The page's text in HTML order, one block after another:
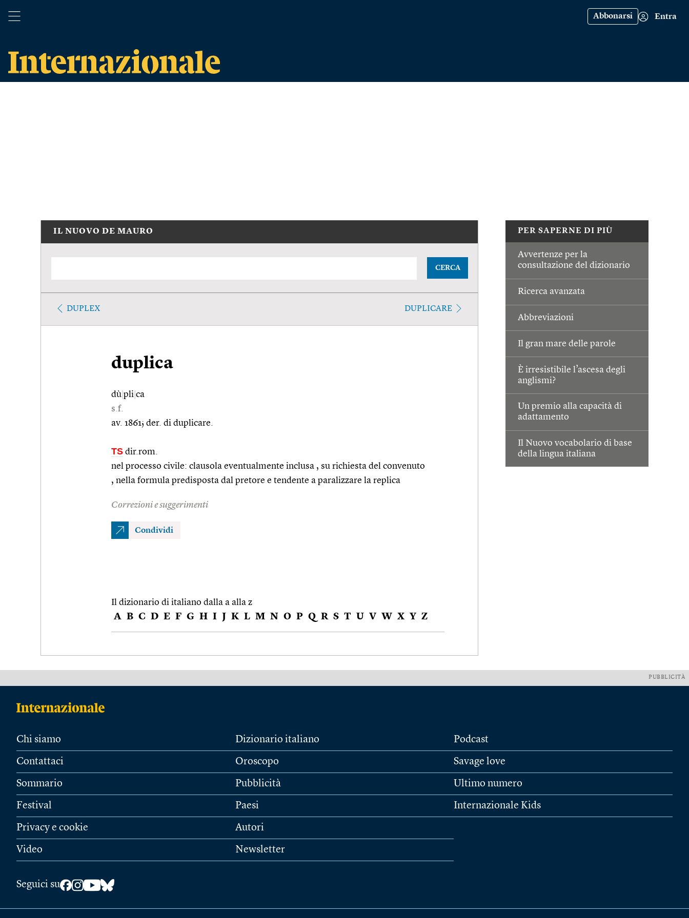
Abbonarsi Entra
PER SAPERNE DI PIÙ
Avvertenze per la
consultazione del dizionario
Ricerca avanzata
Abbreviazioni
Il gran mare delle parole
È irresistibile l’ascesa degli
anglismi?
Un premio alla capacità di
adattamento
Il Nuovo vocabolario di base
della lingua italiana
IL NUOVO DE MAURO
CERCA
DUPLEX DUPLICARE
duplica
dù pli ca
s.f.
av. 1861; der. di duplicare.
TS dir.rom.
nel processo civile: clausola eventualmente inclusa , su richiesta del convenuto
, nella formula predisposta dal pretore e tendente a paralizzare la replica
Correzioni e suggerimenti
Condividi
Il dizionario di italiano dalla a alla z
A B C D E F G H I J K L M N O P Q R S T U V W X Y Z
PUBBLICITÀ
Chi siamo
Contattaci
Sommario
Festival
Privacy e cookie
Video
Dizionario italiano
Oroscopo
Pubblicità
Paesi
Autori
Newsletter
Podcast
Savage love
Ultimo numero
Internazionale Kids
Seguici su